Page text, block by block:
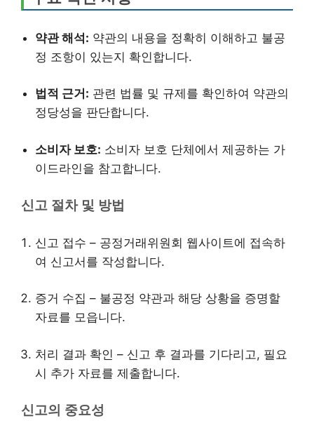
약관 해석: 약관의 내용을 정확히 이해하고 불공
정 조항이 있는지 확인합니다.
법적 근거: 관련 법률 및 규제를 확인하여 약관의
정당성을 판단합니다.
소비자 보호: 소비자 보호 단체에서 제공하는 가
이드라인을 참고합니다.
신고 절차 및 방법
신고 접수 – 공정거래위원회 웹사이트에 접속하
여 신고서를 작성합니다.
증거 수집 – 불공정 약관과 해당 상황을 증명할
자료를 모읍니다.
처리 결과 확인 – 신고 후 결과를 기다리고, 필요
시 추가 자료를 제출합니다.
신고의 중요성